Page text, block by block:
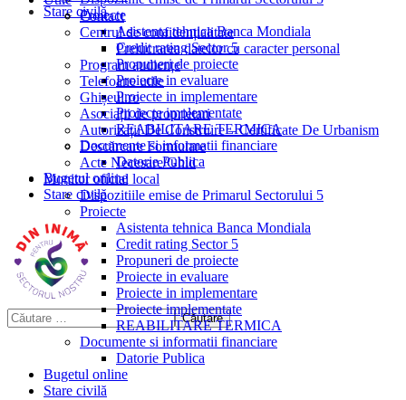
Stare civilă
Proiecte
Asistenta tehnica Banca Mondiala
Credit rating Sector 5
Propuneri de proiecte
Proiecte in evaluare
Proiecte in implementare
Proiecte implementate
REABILITARE TERMICA
Documente si informatii financiare
Datorie Publica
Bugetul online
Stare civilă
Contact
Centrul de confidențialitate
Prelucrarea datelor cu caracter personal
Program audiențe
Telefoane utile
Ghișeul.ro
Asociații de proprietari
Autorizații De Construire – Certificate De Urbanism
Descărcare Formulare
Acte Necesare/Ghid
Monitor oficial local
Dispozitiile emise de Primarul Sectorului 5
Proiecte
Asistenta tehnica Banca Mondiala
Credit rating Sector 5
Propuneri de proiecte
Proiecte in evaluare
Proiecte in implementare
Proiecte implementate
REABILITARE TERMICA
Documente si informatii financiare
Datorie Publica
Bugetul online
Stare civilă